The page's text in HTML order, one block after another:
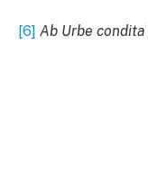
[6] Ab Urbe condita